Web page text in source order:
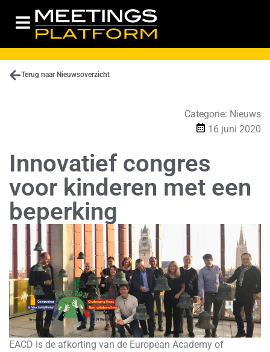
Terug naar Nieuwsoverzicht
Categorie: Nieuws
16 juni 2020
Innovatief congres
voor kinderen met een
beperking
EACD is de afkorting van de European Academy of